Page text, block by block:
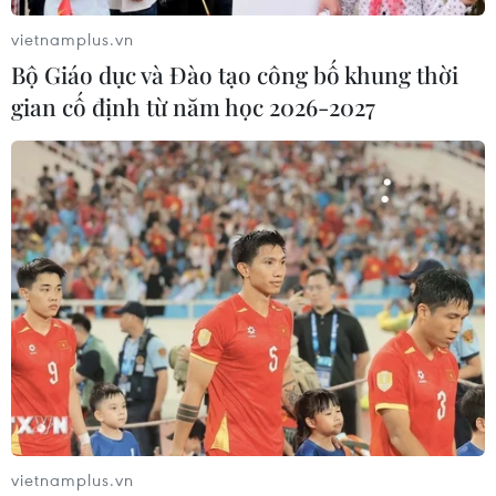
Đà Nẵng: Tìm thấy 3 bộ hài cốt liệt sỹ
từ nguồn tin của người dân
07/08/2026 10:42
Ban đại diện cha mẹ học sinh không
được tự đặt các khoản thu, ép buộc
đóng góp
07/08/2026 10:30
Tháng 12/2026 hoàn thành mở rộng
đoạn cao tốc Thành phố Hồ Chí
Minh-Long Thành
vietnamplus.vn
Bộ Giáo dục và Đào tạo công bố khung thời
gian cố định từ năm học 2026-2027
vietnamplus.vn